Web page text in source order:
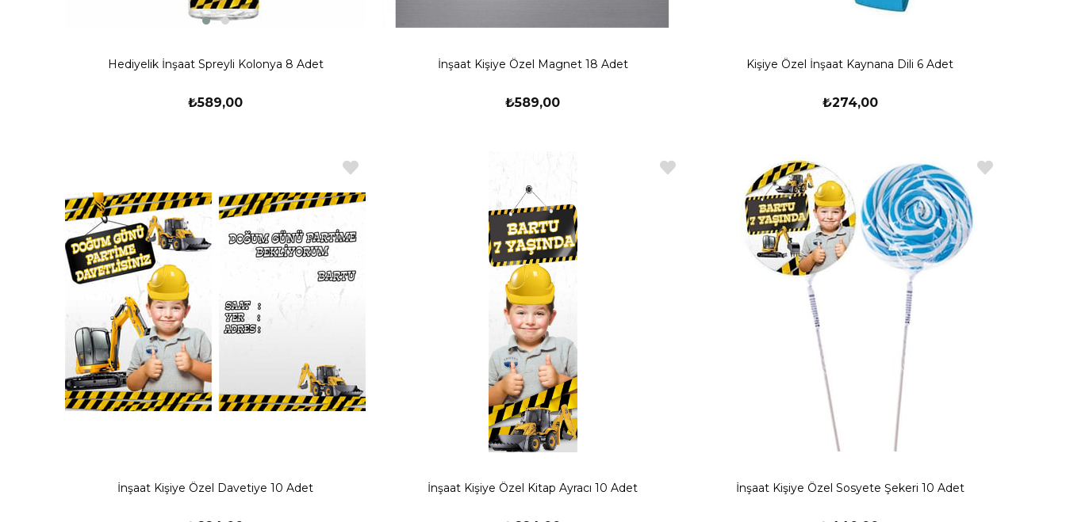
Hediyelik İnşaat Spreyli Kolonya 8 Adet
₺589,00
İnşaat Kişiye Özel Magnet 18 Adet
₺589,00
Kişiye Özel İnşaat Kaynana Dili 6 Adet
₺274,00
İnşaat Kişiye Özel Davetiye 10 Adet İnşaat Kişiye Özel Kitap Ayracı 10 Adet İnşaat Kişiye Özel Sosyete Şekeri 10 Adet